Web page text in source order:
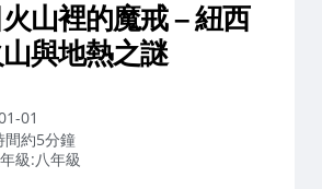
山裡的魔戒 – 紐西
與地熱之謎
01
間約5分鐘
級:八年級